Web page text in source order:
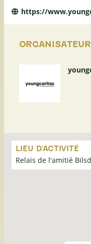
https://
ORGANISATEUR
LIEU D'ACTIVITÉ
Relais de l'amitié
Passer
carte